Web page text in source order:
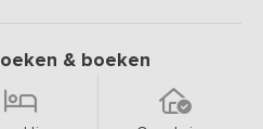
& boeken